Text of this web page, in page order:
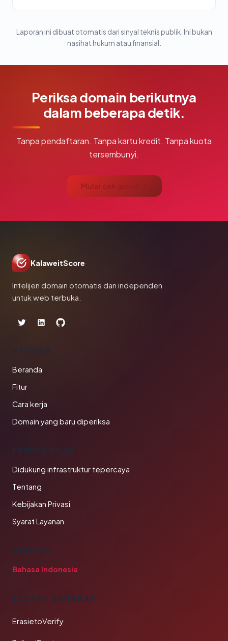
Laporan ini dibuat otomatis dari sinyal teknis publik. Ini bukan
nasihat hukum atau finansial.
Periksa domain berikutnya
dalam beberapa detik.
Tanpa pendaftaran. Tanpa kartu kredit. Tanpa kuota
tersembunyi.
Mulai cek gratis →
KalaweitScore
Intelijen domain otomatis dan independen
untuk web terbuka.
PRODUK
Beranda
Fitur
Cara kerja
Domain yang baru diperiksa
PERUSAHAAN
Didukung infrastruktur tepercaya
Tentang
Kebijakan Privasi
Syarat Layanan
BAHASA
Bahasa Indonesia
TAUTAN SAHABAT
ErasietoVerify